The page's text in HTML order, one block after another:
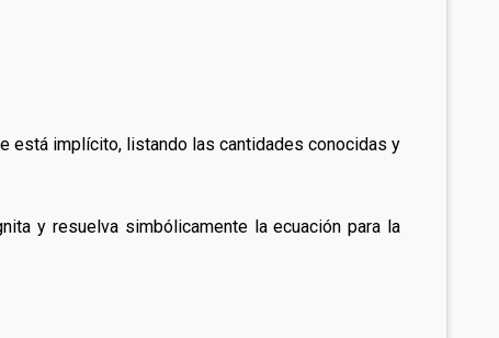
está implícito, listando las cantidades conocidas y
y resuelva simbólicamente la ecuación para la